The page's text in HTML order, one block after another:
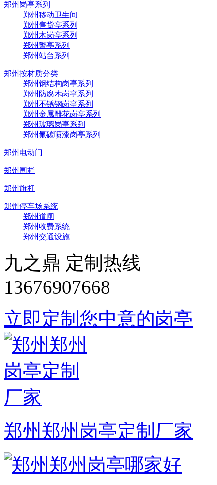
郑州岗亭系列
郑州移动卫生间
郑州售货亭系列
郑州木岗亭系列
郑州警亭系列
郑州站台系列
郑州按材质分类
郑州钢结构岗亭系列
郑州防腐木岗亭系列
郑州不锈钢岗亭系列
郑州金属雕花岗亭系列
郑州玻璃岗亭系列
郑州氟碳喷漆岗亭系列
郑州电动门
郑州围栏
郑州旗杆
郑州停车场系统
郑州道闸
郑州收费系统
郑州交通设施
九之鼎 定制热线
13676907668
立即定制您中意的岗亭
郑州郑州岗亭定制厂家